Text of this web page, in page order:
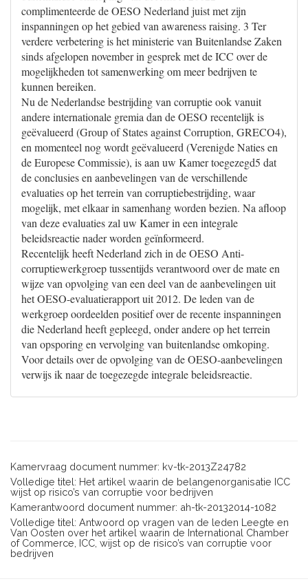
complimenteerde de OESO Nederland juist met zijn
inspanningen op het gebied van awareness raising. 3 Ter
verdere verbetering is het ministerie van Buitenlandse Zaken
sinds afgelopen november in gesprek met de ICC over de
mogelijkheden tot samenwerking om meer bedrijven te
kunnen bereiken.
Nu de Nederlandse bestrijding van corruptie ook vanuit
andere internationale gremia dan de OESO recentelijk is
geëvalueerd (Group of States against Corruption, GRECO4),
en momenteel nog wordt geëvalueerd (Verenigde Naties en
de Europese Commissie), is aan uw Kamer toegezegd5 dat
de conclusies en aanbevelingen van de verschillende
evaluaties op het terrein van corruptiebestrijding, waar
mogelijk, met elkaar in samenhang worden bezien. Na afloop
van deze evaluaties zal uw Kamer in een integrale
beleidsreactie nader worden geïnformeerd.
Recentelijk heeft Nederland zich in de OESO Anti-
corruptiewerkgroep tussentijds verantwoord over de mate en
wijze van opvolging van een deel van de aanbevelingen uit
het OESO-evaluatierapport uit 2012. De leden van de
werkgroep oordeelden positief over de recente inspanningen
die Nederland heeft gepleegd, onder andere op het terrein
van opsporing en vervolging van buitenlandse omkoping.
Voor details over de opvolging van de OESO-aanbevelingen
verwijs ik naar de toegezegde integrale beleidsreactie.
Kamervraag document nummer: kv-tk-2013Z24782
Volledige titel: Het artikel waarin de belangenorganisatie ICC
wijst op risico’s van corruptie voor bedrijven
Kamerantwoord document nummer: ah-tk-20132014-1082
Volledige titel: Antwoord op vragen van de leden Leegte en
Van Oosten over het artikel waarin de International Chamber
of Commerce, ICC, wijst op de risico’s van corruptie voor
bedrijven